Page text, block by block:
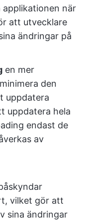
applikationen när
att utvecklare
ändringar på
en mer
den
uppdatera
uppdatera hela
endast de
av
vilket gör att
sina ändringar